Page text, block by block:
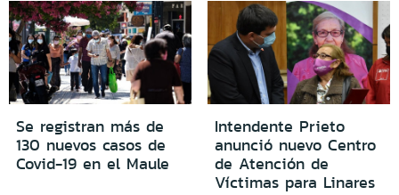
Se registran más de
130 nuevos casos de
Covid-19 en el Maule
Intendente Prieto
anunció nuevo Centro
de Atención de
Víctimas para Linares